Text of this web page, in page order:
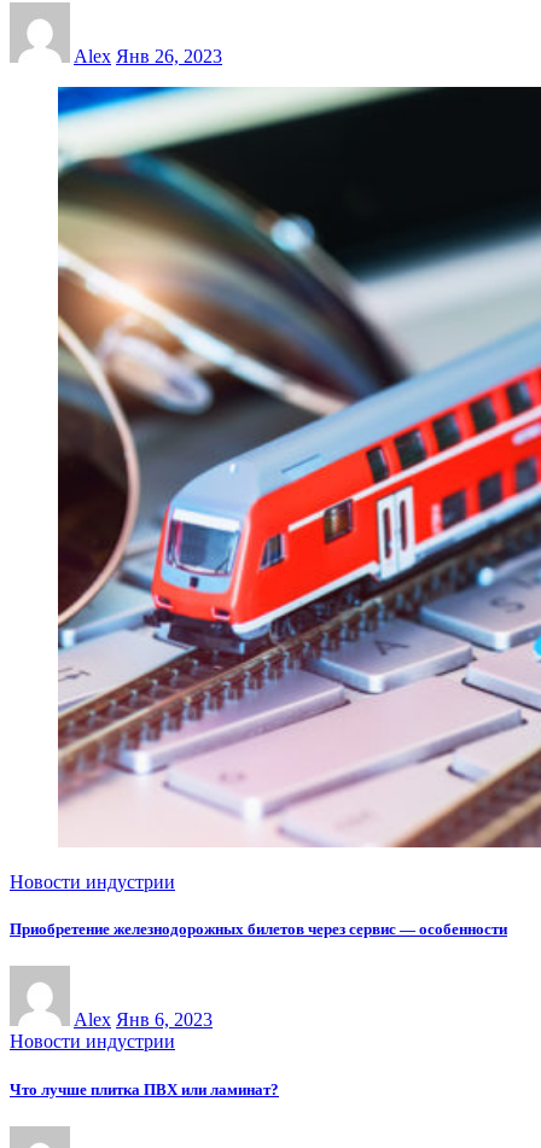
Alex Янв 26, 2023
Новости индустрии
Приобретение железнодорожных билетов через сервис — особенности
Alex Янв 6, 2023
Новости индустрии
Что лучше плитка ПВХ или ламинат?